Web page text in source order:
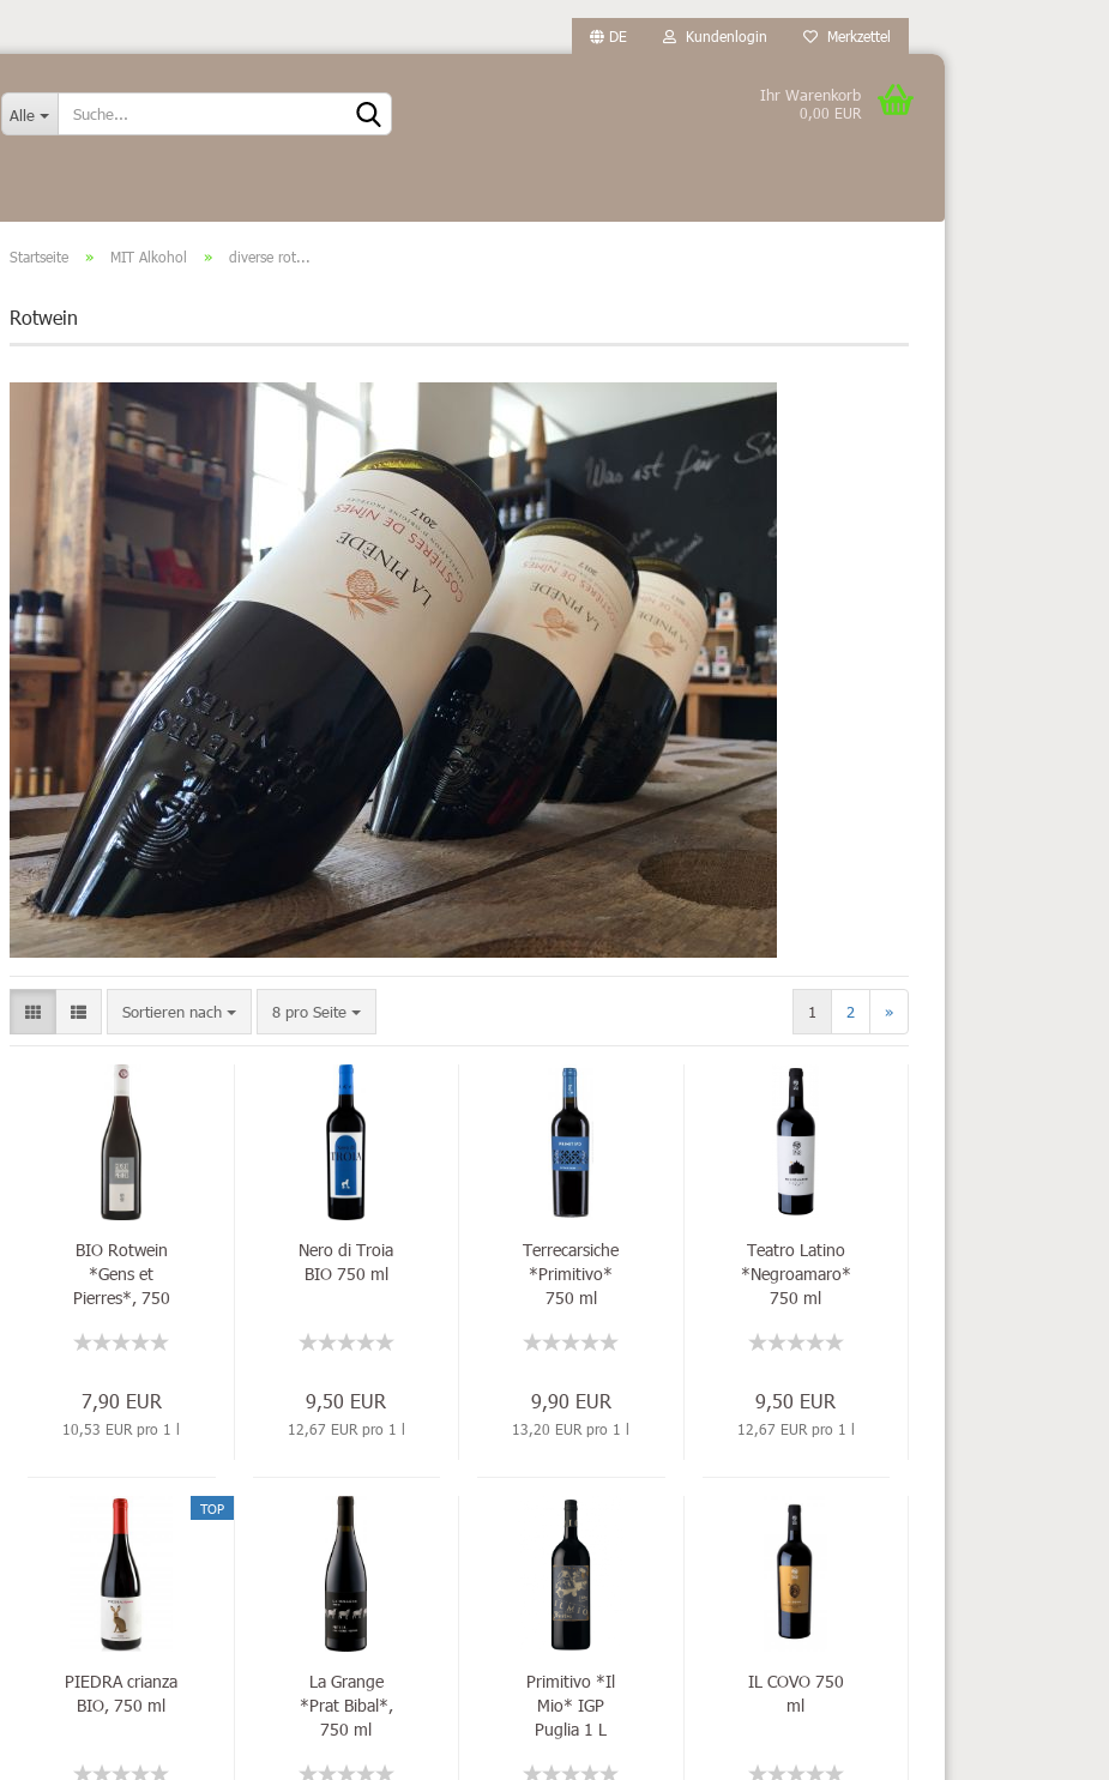
DE
Sprache auswählen
Kundenlogin
Passwort vergessen?
Merkzettel
Alle
Ihr Warenkorb
0,00 EUR
Startseite » MIT Alkohol » diverse rot...
Rotwein
Sortieren nach 8 pro Seite 1 2 »
BIO Rotwein
*Gens et
Pierres*, 750
7,90 EUR
10,53 EUR pro 1 l
Nero di Troia
BIO 750 ml
9,50 EUR
12,67 EUR pro 1 l
Terrecarsiche
*Primitivo*
750 ml
9,90 EUR
13,20 EUR pro 1 l
Teatro Latino
*Negroamaro*
750 ml
9,50 EUR
12,67 EUR pro 1 l
TOP
PIEDRA crianza
BIO, 750 ml
La Grange
*Prat Bibal*,
750 ml
Primitivo *Il
Mio* IGP
Puglia 1 L
IL COVO 750
ml